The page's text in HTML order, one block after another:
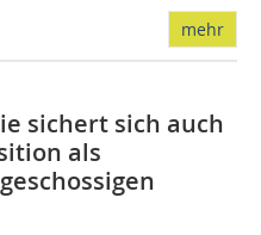
mehr
sichert sich auch
als